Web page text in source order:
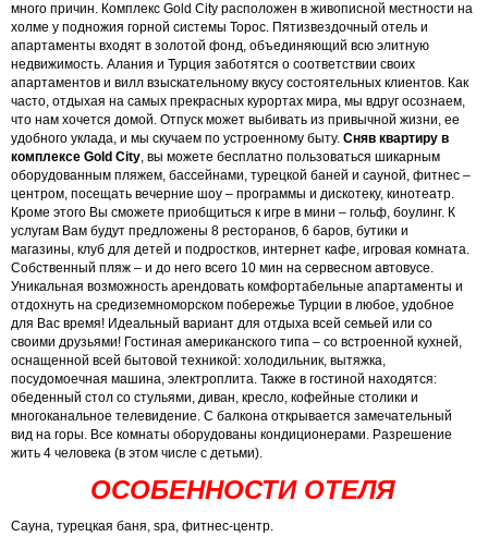
много причин. Комплекс Gold City расположен в живописной местности на
холме у подножия горной системы Торос. Пятизвездочный отель и
апартаменты входят в золотой фонд, объединяющий всю элитную
недвижимость. Алания и Турция заботятся о соответствии своих
апартаментов и вилл взыскательному вкусу состоятельных клиентов. Как
часто, отдыхая на самых прекрасных курортах мира, мы вдруг осознаем,
что нам хочется домой. Отпуск может выбивать из привычной жизни, ее
удобного уклада, и мы скучаем по устроенному быту. Сняв квартиру в
комплексе Gold City, вы можете бесплатно пользоваться шикарным
оборудованным пляжем, бассейнами, турецкой баней и сауной, фитнес –
центром, посещать вечерние шоу – программы и дискотеку, кинотеатр.
Кроме этого Вы сможете приобщиться к игре в мини – гольф, боулинг. К
услугам Вам будут предложены 8 ресторанов, 6 баров, бутики и
магазины, клуб для детей и подростков, интернет кафе, игровая комната.
Собственный пляж – и до него всего 10 мин на сервесном автовусе.
Уникальная возможность арендовать комфортабельные апартаменты и
отдохнуть на средиземноморском побережье Турции в любое, удобное
для Вас время! Идеальный вариант для отдыха всей семьей или со
своими друзьями! Гостиная американского типа – со встроенной кухней,
оснащенной всей бытовой техникой: холодильник, вытяжка,
посудомоечная машина, электроплита. Также в гостиной находятся:
обеденный стол со стульями, диван, кресло, кофейные столики и
многоканальное телевидение. С балкона открывается замечательный
вид на горы. Все комнаты оборудованы кондиционерами. Разрешение
жить 4 человека (в этом числе с детьми).
ОСОБЕННОСТИ ОТЕЛЯ
Сауна, турецкая баня, spa, фитнес-центр.